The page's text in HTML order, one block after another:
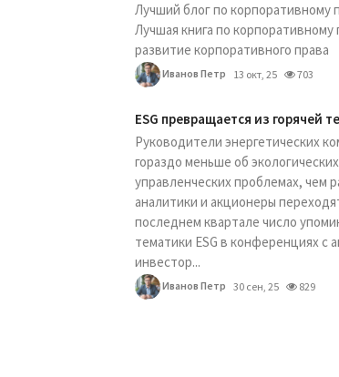
Лучший блог по корпоративному
Лучшая книга по корпоративному
развитие корпоративного права
Иванов Петр 13 окт, 25 703
ESG превращается из горячей
Руководители энергетических
гораздо меньше об
управленческих проблемах, чем
аналитики и акционеры
последнем квартале число
тематики ESG в конференциях с
инвестор...
Иванов Петр 30 сен, 25 829